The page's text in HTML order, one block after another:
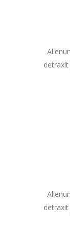
detraxit
detraxit